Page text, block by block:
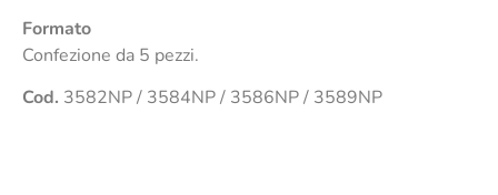
Formato
Confezione da 5 pezzi.
Cod. 3582NP / 3584NP / 3586NP / 3589NP